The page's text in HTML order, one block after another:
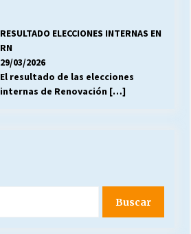
RESULTADO ELECCIONES INTERNAS EN
RN
29/03/2026
El resultado de las elecciones
internas de Renovación […]